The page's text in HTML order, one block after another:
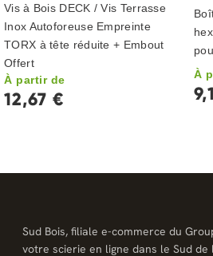
Vis à Bois DECK / Vis Terrasse
Inox Autoforeuse Empreinte
TORX à tête réduite + Embout
Offert
À partir de
12,67 €
À
Sud Bois, filiale e-commerce du
votre scierie en ligne dans le Sud de